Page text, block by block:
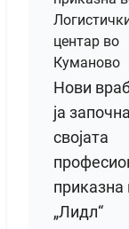
Нови
ја
својата
приказна
„Лидл“